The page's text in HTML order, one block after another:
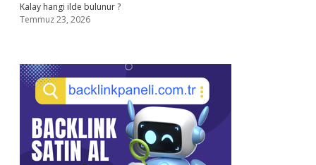
Kalay hangi ilde bulunur ?
Temmuz 23, 2026